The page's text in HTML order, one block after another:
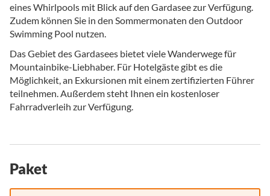
eines Whirlpools mit Blick auf den Gardasee zur Verfügung.
Zudem können Sie in den Sommermonaten den Outdoor
Swimming Pool nutzen.
Das Gebiet des Gardasees bietet viele Wanderwege für
Mountainbike-Liebhaber. Für Hotelgäste gibt es die
Möglichkeit, an Exkursionen mit einem zertifizierten Führer
teilnehmen. Außerdem steht Ihnen ein kostenloser
Fahrradverleih zur Verfügung.
Paket